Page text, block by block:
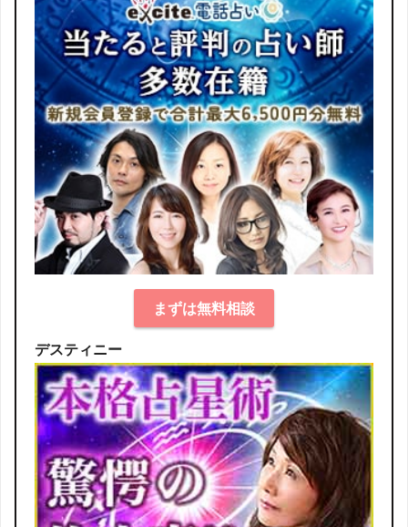
まずは無料相談
デスティニー